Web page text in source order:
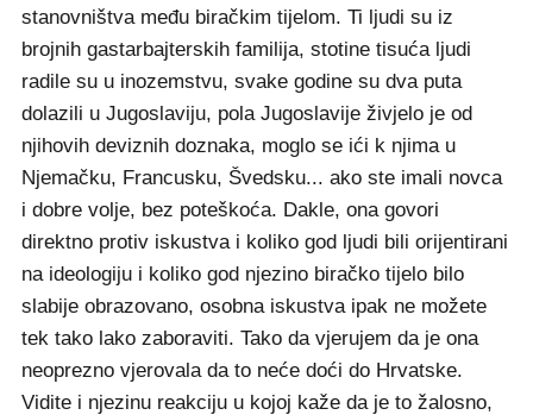
stanovništva među biračkim tijelom. Ti ljudi su iz
brojnih gastarbajterskih familija, stotine tisuća ljudi
radile su u inozemstvu, svake godine su dva puta
dolazili u Jugoslaviju, pola Jugoslavije živjelo je od
njihovih deviznih doznaka, moglo se ići k njima u
Njemačku, Francusku, Švedsku... ako ste imali novca
i dobre volje, bez poteškoća. Dakle, ona govori
direktno protiv iskustva i koliko god ljudi bili orijentirani
na ideologiju i koliko god njezino biračko tijelo bilo
slabije obrazovano, osobna iskustva ipak ne možete
tek tako lako zaboraviti. Tako da vjerujem da je ona
neoprezno vjerovala da to neće doći do Hrvatske.
Vidite i njezinu reakciju u kojoj kaže da je to žalosno,